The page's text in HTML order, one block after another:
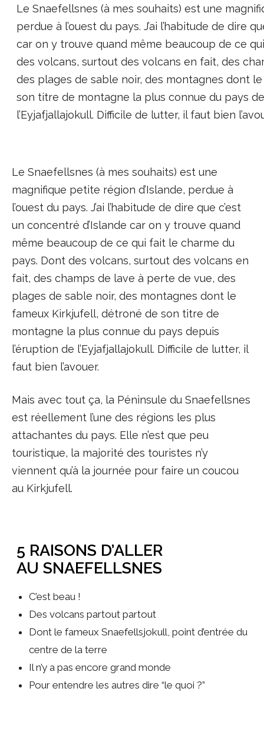
Le Snaefellsnes (à mes souhaits) est une
perdue à l’ouest du pays. J’ai l’habitude de dire
car on y trouve quand même beaucoup de ce
des volcans, surtout des volcans en fait, des
des plages de sable noir, des montagnes dont
son titre de montagne la plus connue du pays
l’Eyjafjallajokull. Difficile de lutter, il faut bien
Le Snaefellsnes (à mes souhaits) est une
magnifique petite région d’Islande, perdue à
l’ouest du pays. J’ai l’habitude de dire que c’est
un concentré d’Islande car on y trouve quand
même beaucoup de ce qui fait le charme du
pays. Dont des volcans, surtout des volcans en
fait, des champs de lave à perte de vue, des
plages de sable noir, des montagnes dont le
fameux Kirkjufell, détroné de son titre de
montagne la plus connue du pays depuis
l’éruption de l’Eyjafjallajokull. Difficile de lutter, il
faut bien l’avouer.
Mais avec tout ça, la Péninsule du Snaefellsnes
est réellement l’une des régions les plus
attachantes du pays. Elle n’est que peu
touristique, la majorité des touristes n’y
viennent qu’à la journée pour faire un coucou
au Kirkjufell.
5 RAISONS D’ALLER
AU SNAEFELLSNES
C’est beau !
Des volcans partout partout
Dont le fameux Snaefellsjokull, point d’entrée du
centre de la terre
Il n’y a pas encore grand monde
Pour entendre les autres dire “le quoi ?”